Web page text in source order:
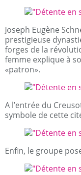
Joseph Eugène
prestigieuse
forges de la
femme explique à
«patron».
A l’entrée du
symbole de cette
Enfin, le groupe